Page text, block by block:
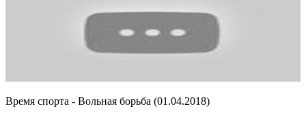
Время спорта - Вольная борьба (01.04.2018)